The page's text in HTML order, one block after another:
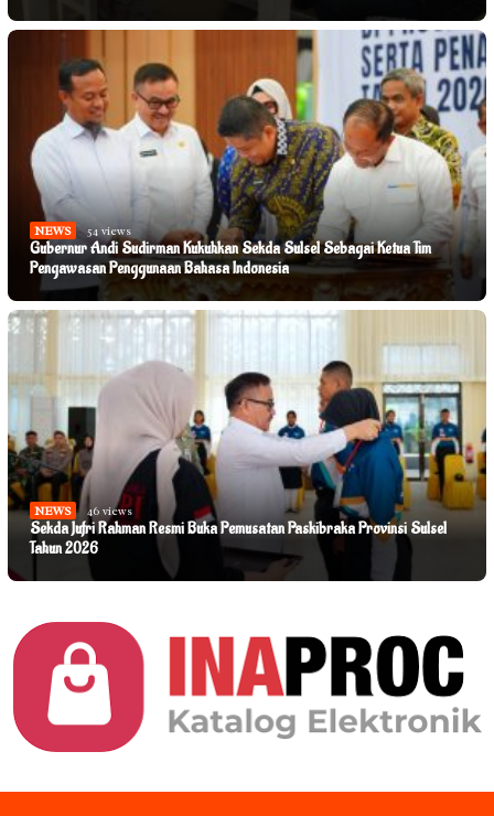
NEWS 54 views
Gubernur Andi Sudirman Kukuhkan Sekda Sulsel Sebagai Ketua Tim
Pengawasan Penggunaan Bahasa Indonesia
NEWS 46 views
Sekda Jufri Rahman Resmi Buka Pemusatan Paskibraka Provinsi Sulsel
Tahun 2026